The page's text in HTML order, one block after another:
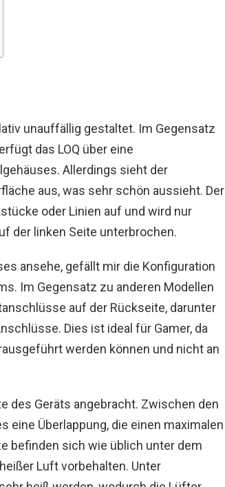
unauffällig gestaltet. Im Gegensatz
das LOQ über eine
Allerdings sieht der
aus, was sehr schön aussieht. Der
oder Linien auf und wird nur
der linken Seite unterbrochen.
ansehe, gefällt mir die Konfiguration
Im Gegensatz zu anderen Modellen
auf der Rückseite, darunter
Dies ist ideal für Gamer, da
werden können und nicht an
des Geräts angebracht. Zwischen den
eine Überlappung, die einen maximalen
befinden sich wie üblich unter dem
Luft vorbehalten. Unter